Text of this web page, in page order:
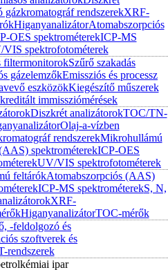
gázkromatográf rendszerekXRF-
HiganyanalizátorAtomabszorpciós
OES spektrométerekICP-MS
spektrofotométerek
filtermonitorokSzűrő szakadás
gázelemzőkEmissziós és processz
eszközökKiegészítő műszerek
immissziómérések
Diszkrét analizátorokTOC/TN-
Olaj-a-vízben
rendszerekMikrohullámú
spektrométerekICP-OES
UV/VIS spektrofotométerek
feltárókAtomabszorpciós (AAS)
ICP-MS spektrométerekS, N,
XRF-
HiganyanalizátorTOC-mérők
-feldolgozó és
szoftverek és
rendszerek
ipar